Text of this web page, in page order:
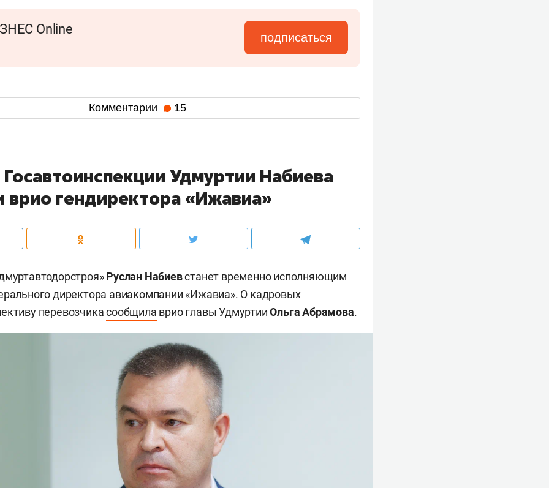
Online
подписаться
Комментарии 15
Госавтоинспекции Удмуртии Набиева
врио гендиректора «Ижавиа»
Руслан Набиевстанет временно исполняющим
директора авиакомпании «Ижавиа». О кадровых
перевозчикасообщила врио главы УдмуртииОльга Абрамова.